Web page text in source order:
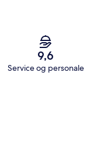
9,6
Service og personale